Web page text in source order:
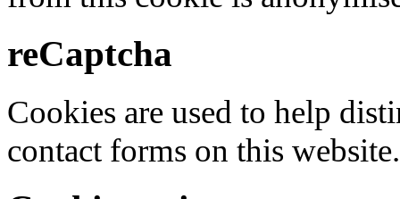
reCaptcha
Cookies are used to help
contact forms on this website.